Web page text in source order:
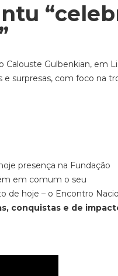
Gulbenkian, em
surpresas, com foco na
presença na Fundação
em comum o seu
de hoje – o Encontro
conquistas e de